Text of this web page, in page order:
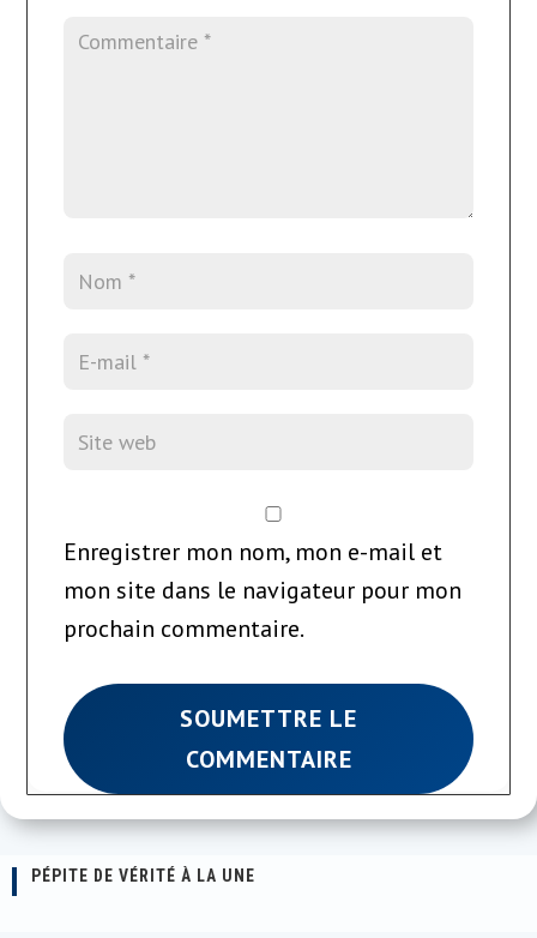
Enregistrer mon nom, mon e-mail et
mon site dans le navigateur pour mon
prochain commentaire.
SOUMETTRE LE
COMMENTAIRE
PÉPITE DE VÉRITÉ À LA UNE